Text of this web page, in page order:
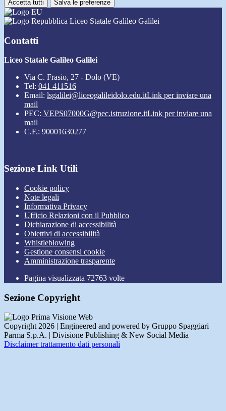
Accetta tutti Salva le preferenze
Liceo Statale Galileo Galilei
Contatti
Liceo Statale Galileo Galilei
Via C. Frasio, 27 - Dolo (VE)
Tel: 041 411516
Email: lsgalilei@liceogalileidolo.edu.itLink per inviare una
mail
PEC: VEPS07000G@pec.istruzione.itLink per inviare una
mail
C.F.: 90001630277
Sezione Link Utili
Cookie policy
Note legali
Informativa Privacy
Ufficio Relazioni con il Pubblico
Dichiarazione di accessibilità
Obiettivi di accessibilità
Whistleblowing
Gestione consensi cookie
Amministrazione trasparente
Pagina visualizzata 72763 volte
Sezione Copyright
Copyright 2026 | Engineered and powered by Gruppo Spaggiari
Parma S.p.A. | Divisione Publishing & New Social Media
Disclaimer trattamento dati personali